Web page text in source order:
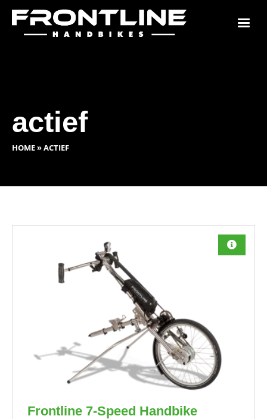
actief
HOME»ACTIEF
Frontline 7-Speed Handbike